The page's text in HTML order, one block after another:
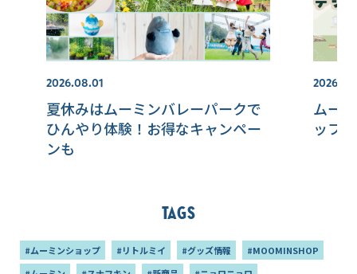
2026.08.01
夏休みはムーミンバレーパークで
ひんやり体験！お得なキャンペー
ンも
ムー
ップ
Tags
#ムーミンショップ #リトルミイ #グッズ情報
#MOOMINSHOP